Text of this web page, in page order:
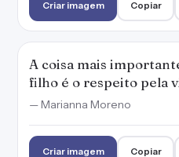
é tudo para eles e por